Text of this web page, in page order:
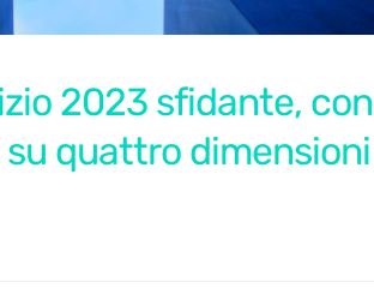
2023 sfidante, con
quattro dimensioni